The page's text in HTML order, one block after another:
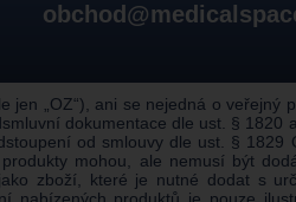
„OZ“), ani se nejedná o veřejný
dokumentace dle ust. § 1820
od smlouvy dle ust. § 1829
mohou, ale nemusí být
zboží, které je nutné dodat s